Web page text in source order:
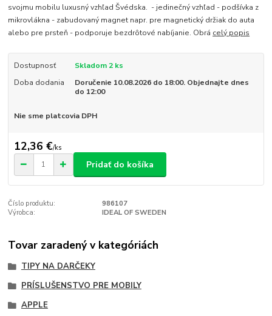
svojmu mobilu luxusný vzhľad Švédska. - jedinečný vzhľad - podšívka z
mikrovlákna - zabudovaný magnet napr. pre magnetický držiak do auta
alebo pre prsteň - podporuje bezdrôtové nabíjanie. Obrá celý popis
Dostupnosť
Skladom 2 ks
Doba dodania
Doručenie 10.08.2026 do 18:00. Objednajte dnes
do 12:00
Nie sme platcovia DPH
12,36 €/ks
Pridať do košíka
Číslo produktu:
986107
Výrobca:
IDEAL OF SWEDEN
Tovar zaradený v kategóriách
TIPY NA DARČEKY
PRÍSLUŠENSTVO PRE MOBILY
APPLE